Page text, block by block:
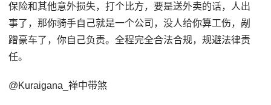
保险和其他意外损失，打个比方，要是送外卖的话，人出
事了，那你骑手自己就是一个公司，没人给你算工伤，剐
蹭豪车了，你自己负责。全程完全合法合规，规避法律责
任。
@Kuraigana_禅中带煞